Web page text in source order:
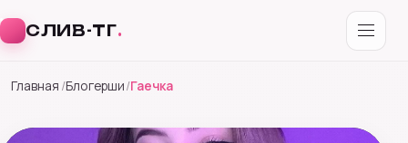
СЛИВ-ТГ.
Главная Блогерши Гаечка